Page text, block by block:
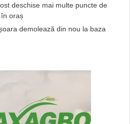
deschise mai multe puncte de
oraș
demolează din nou la baza